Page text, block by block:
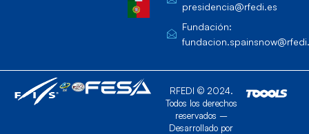
presidencia@rfedi.es
Fundación:
RFEDI © 2024.
Todos los derechos
reservados –
Desarrollado por